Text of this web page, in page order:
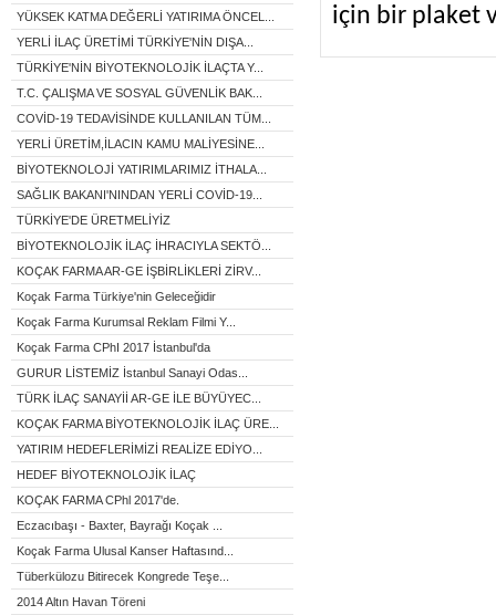
YÜKSEK KATMA DEĞERLİ YATIRIMA ÖNCEL...
YERLİ İLAÇ ÜRETİMİ TÜRKİYE'NİN DIŞA...
TÜRKİYE'NİN BİYOTEKNOLOJİK İLAÇTA Y...
T.C. ÇALIŞMA VE SOSYAL GÜVENLİK BAK...
COVİD-19 TEDAVİSİNDE KULLANILAN TÜM...
YERLİ ÜRETİM,İLACIN KAMU MALİYESİNE...
BİYOTEKNOLOJİ YATIRIMLARIMIZ İTHALA...
SAĞLIK BAKANI'NINDAN YERLİ COVİD-19...
TÜRKİYE'DE ÜRETMELİYİZ
BİYOTEKNOLOJİK İLAÇ İHRACIYLA SEKTÖ...
KOÇAK FARMA AR-GE İŞBİRLİKLERİ ZİRV...
Koçak Farma Türkiye'nin Geleceğidir
Koçak Farma Kurumsal Reklam Filmi Y...
Koçak Farma CPhI 2017 İstanbul'da
GURUR LİSTEMİZ İstanbul Sanayi Odas...
TÜRK İLAÇ SANAYİİ AR-GE İLE BÜYÜYEC...
KOÇAK FARMA BİYOTEKNOLOJİK İLAÇ ÜRE...
YATIRIM HEDEFLERİMİZİ REALİZE EDİYO...
HEDEF BİYOTEKNOLOJİK İLAÇ
KOÇAK FARMA CPhl 2017'de.
Eczacıbaşı - Baxter, Bayrağı Koçak ...
Koçak Farma Ulusal Kanser Haftasınd...
Tüberkülozu Bitirecek Kongrede Teşe...
2014 Altın Havan Töreni
için bir plaket